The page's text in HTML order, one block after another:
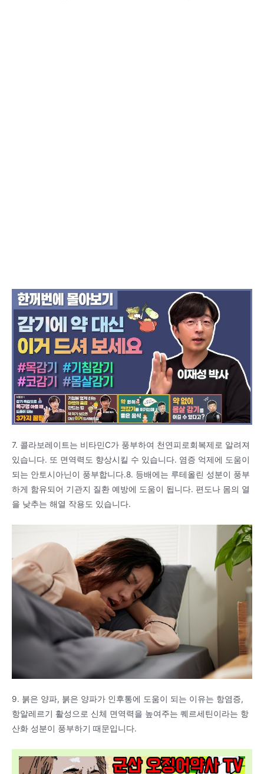
7. 콜라보레이트는 비타민C가 풍부하여 천연피로회복제로 알려져
있습니다. 또 면역력도 향상시킬 수 있습니다. 염증 억제에 도움이
되는 안토시아닌이 풍부합니다.8. 등배에는 루테올린 성분이 풍부
하게 함유되어 기관지 질환 예방에 도움이 됩니다. 편도나 몸의 열
을 낮추는 해열 작용도 있습니다.
9. 붉은 양파, 붉은 양파가 인후통에 도움이 되는 이유는 항염증,
항알레르기 활성으로 신체 면역력을 높여주는 퀘르세틴이라는 항
산화 성분이 풍부하기 때문입니다.